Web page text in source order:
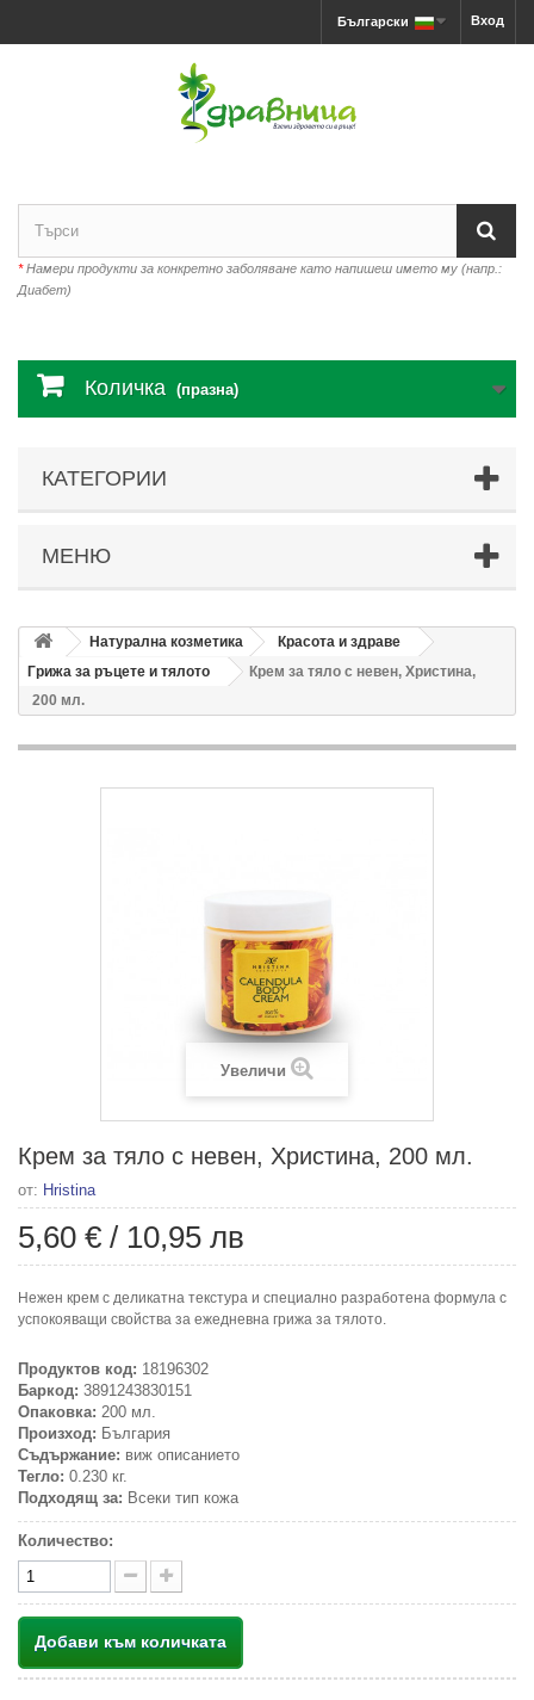
Вход
Български
*Намери продукти за конкретно заболяване като напишеш името му (напр.:
Диабет)
Количка (празна)
КАТЕГОРИИ
МЕНЮ
Натурална козметика
Красота и здраве
Грижа за ръцете и тялото
Крем за тяло с невен, Христина,
200 мл.
Увеличи
Крем за тяло с невен, Христина, 200 мл.
от: Hristina
5,60 € / 10,95 лв
Нежен крем с деликатна текстура и специално разработена формула с
успокояващи свойства за ежедневна грижа за тялото.
Продуктов код: 18196302
Баркод: 3891243830151
Опаковка: 200 мл.
Произход: България
Съдържание: виж описанието
Тегло: 0.230 кг.
Подходящ за: Всеки тип кожа
Количество:
Добави към количката